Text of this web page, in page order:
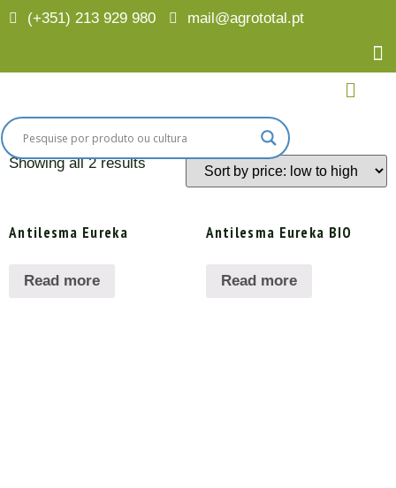
(+351) 213 929 980 mail@agrototal.pt
Lesmas e Caracóis
Showing all 2 results
Antilesma Eureka
Read more
Antilesma Eureka BIO
Read more